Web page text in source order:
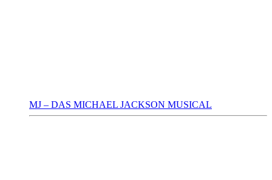
MJ – DAS MICHAEL JACKSON MUSICAL